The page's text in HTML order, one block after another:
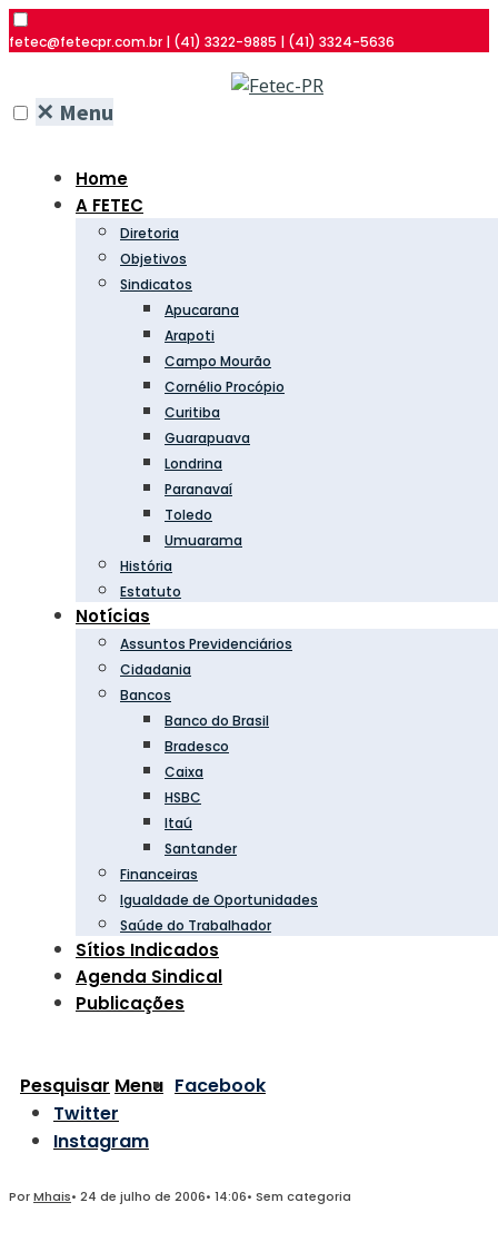
fetec@fetecpr.com.br | (41) 3322-9885 | (41) 3324-5636
✕ Menu
Home
A FETEC
Diretoria
Objetivos
Sindicatos
Apucarana
Arapoti
Campo Mourão
Cornélio Procópio
Curitiba
Guarapuava
Londrina
Paranavaí
Toledo
Umuarama
História
Estatuto
Notícias
Assuntos Previdenciários
Cidadania
Bancos
Banco do Brasil
Bradesco
Caixa
HSBC
Itaú
Santander
Financeiras
Igualdade de Oportunidades
Saúde do Trabalhador
Sítios Indicados
Agenda Sindical
Publicações
Pesquisar Menu Facebook
Twitter
Instagram
PorMhais• 24 de julho de 2006• 14:06• Sem categoria